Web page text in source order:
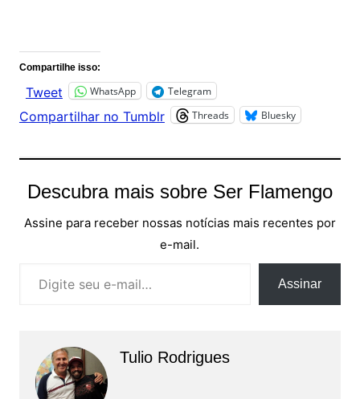
Compartilhe isso:
Tweet WhatsApp Telegram
Compartilhar no Tumblr Threads Bluesky
Descubra mais sobre Ser Flamengo
Assine para receber nossas notícias mais recentes por
e-mail.
Assinar
Tulio Rodrigues